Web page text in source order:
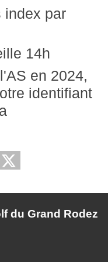
index par
14h
en 2024,
identifiant
du Grand Rodez